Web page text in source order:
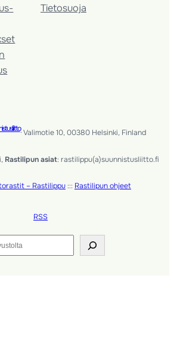
Tietosuoja
· Valimotie 10, 00380 Helsinki, Finland
Rastilipun asiat: rastilippu(a)suunnistusliitto.fi
– Rastilippu ::: Rastilipun ohjeet
RSS